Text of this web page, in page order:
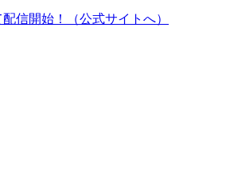
信開始！（公式サイトへ）